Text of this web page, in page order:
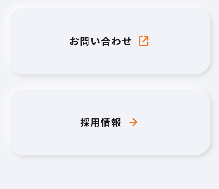
お問い合わせ open_in_new
採用情報 arrow_forward